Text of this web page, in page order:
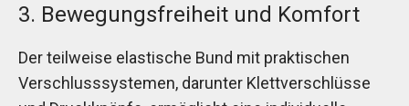
3. Bewegungsfreiheit und Komfort
Der teilweise elastische Bund mit praktischen
Verschlusssystemen, darunter Klettverschlüsse